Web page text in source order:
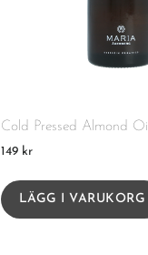
Cold Pressed Almond Oil
149 kr
LÄGG I VARUKORG